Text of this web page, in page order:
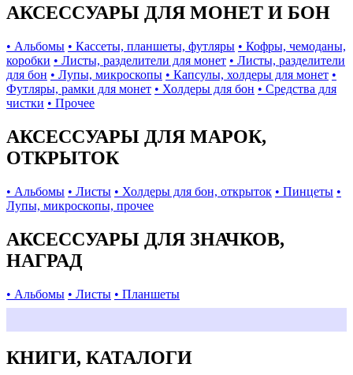
АКСЕССУАРЫ ДЛЯ МОНЕТ И БОН
• Альбомы • Кассеты, планшеты, футляры • Кофры, чемоданы,
коробки • Листы, разделители для монет • Листы, разделители
для бон • Лупы, микроскопы • Капсулы, холдеры для монет •
Футляры, рамки для монет • Холдеры для бон • Средства для
чистки • Прочее
АКСЕССУАРЫ ДЛЯ МАРОК,
ОТКРЫТОК
• Альбомы • Листы • Холдеры для бон, открыток • Пинцеты •
Лупы, микроскопы, прочее
АКСЕССУАРЫ ДЛЯ ЗНАЧКОВ,
НАГРАД
• Альбомы • Листы • Планшеты
КНИГИ, КАТАЛОГИ